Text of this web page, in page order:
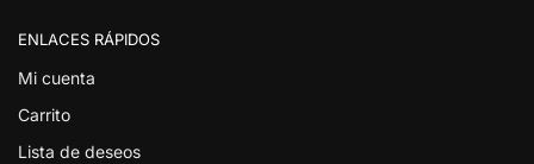
ENLACES RÁPIDOS
Mi cuenta
Carrito
Lista de deseos